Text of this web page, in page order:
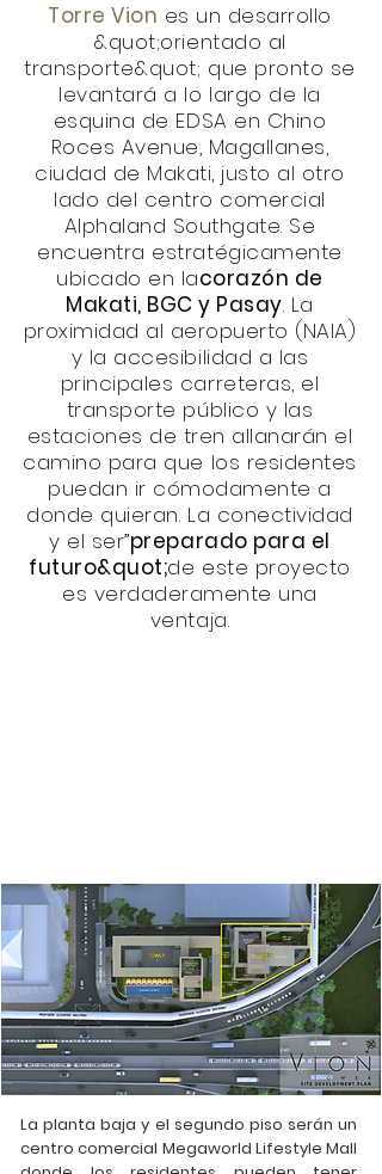
Torre Vion es un desarrollo
&quot;orientado al
transporte&quot; que pronto se
levantará a lo largo de la
esquina de EDSA en Chino
Roces Avenue, Magallanes,
ciudad de Makati, justo al otro
lado del centro comercial
Alphaland Southgate. Se
encuentra estratégicamente
ubicado en lacorazón de
Makati, BGC y Pasay. La
proximidad al aeropuerto (NAIA)
y la accesibilidad a las
principales carreteras, el
transporte público y las
estaciones de tren allanarán el
camino para que los residentes
puedan ir cómodamente a
donde quieran. La conectividad
y el ser”preparado para el
futuro&quot;de este proyecto
es verdaderamente una
ventaja.
La planta baja y el segundo piso serán un
centro comercial Megaworld Lifestyle Mall